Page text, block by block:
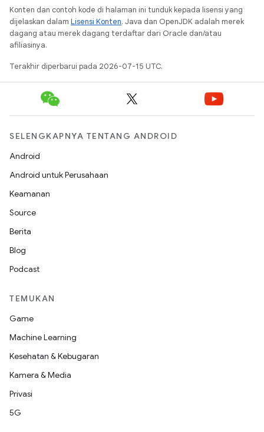
Konten dan contoh kode di halaman ini tunduk kepada lisensi yang
dijelaskan dalam Lisensi Konten. Java dan OpenJDK adalah merek
dagang atau merek dagang terdaftar dari Oracle dan/atau
afiliasinya.
Terakhir diperbarui pada 2026-07-15 UTC.
SELENGKAPNYA TENTANG ANDROID
Android
Android untuk Perusahaan
Keamanan
Source
Berita
Blog
Podcast
TEMUKAN
Game
Machine Learning
Kesehatan & Kebugaran
Kamera & Media
Privasi
5G